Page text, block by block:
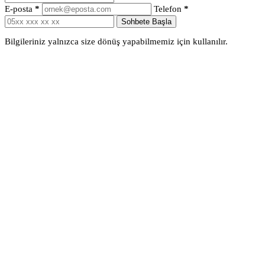
E-posta * Telefon *
Sohbete Başla
Bilgileriniz yalnızca size dönüş yapabilmemiz için kullanılır.